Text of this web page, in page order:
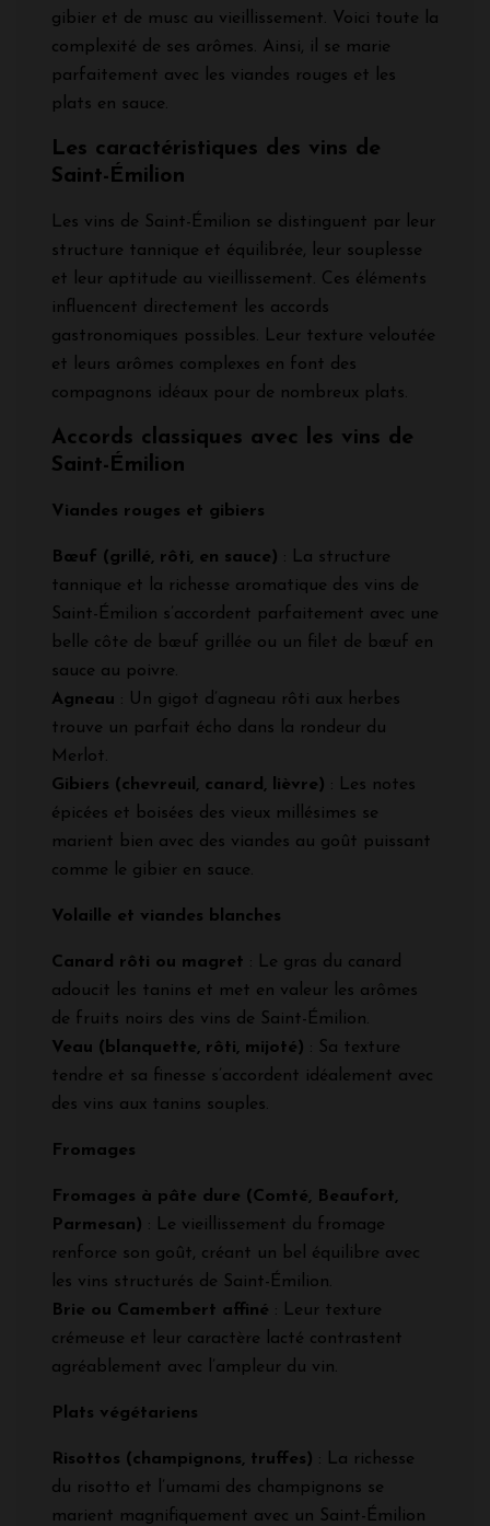
gibier et de musc au vieillissement. Voici toute la
complexité de ses arômes. Ainsi, il se marie
parfaitement avec les viandes rouges et les
plats en sauce.
Les caractéristiques des vins de
Saint-Émilion
Les vins de Saint-Émilion se distinguent par leur
structure tannique et équilibrée, leur souplesse
et leur aptitude au vieillissement. Ces éléments
influencent directement les accords
gastronomiques possibles. Leur texture veloutée
et leurs arômes complexes en font des
compagnons idéaux pour de nombreux plats.
Accords classiques avec les vins de
Saint-Émilion
Viandes rouges et gibiers
Bœuf (grillé, rôti, en sauce) : La structure
tannique et la richesse aromatique des vins de
Saint-Émilion s’accordent parfaitement avec une
belle côte de bœuf grillée ou un filet de bœuf en
sauce au poivre.
Agneau : Un gigot d’agneau rôti aux herbes
trouve un parfait écho dans la rondeur du
Merlot.
Gibiers (chevreuil, canard, lièvre) : Les notes
épicées et boisées des vieux millésimes se
marient bien avec des viandes au goût puissant
comme le gibier en sauce.
Volaille et viandes blanches
Canard rôti ou magret : Le gras du canard
adoucit les tanins et met en valeur les arômes
de fruits noirs des vins de Saint-Émilion.
Veau (blanquette, rôti, mijoté) : Sa texture
tendre et sa finesse s’accordent idéalement avec
des vins aux tanins souples.
Fromages
Fromages à pâte dure (Comté, Beaufort,
Parmesan) : Le vieillissement du fromage
renforce son goût, créant un bel équilibre avec
les vins structurés de Saint-Émilion.
Brie ou Camembert affiné : Leur texture
crémeuse et leur caractère lacté contrastent
agréablement avec l’ampleur du vin.
Plats végétariens
Risottos (champignons, truffes) : La richesse
du risotto et l’umami des champignons se
marient magnifiquement avec un Saint-Émilion